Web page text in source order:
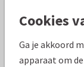
Mooie
Cookies
Ga je akkoord
apparaat om